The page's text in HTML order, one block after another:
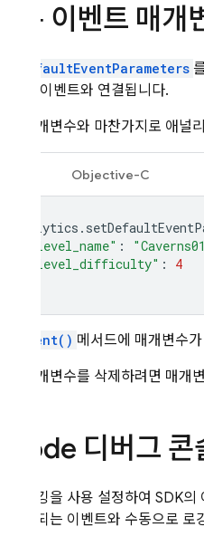
기본 이벤트 매개
setDefaultEventParameters
는 모든 이벤트와 연결됩니다.
맞춤 매개변수와 마찬가지로 애
Objective-C
Analytics .
"level_name" :
"level_difficulty" :
4
logEvent() 메서드에 매개변수
기본 매개변수를 삭제하려면 매개
Xcode 디버그
상세 로깅을 사용 설정하여 SDK
로 로깅되는 이벤트와 수동으로